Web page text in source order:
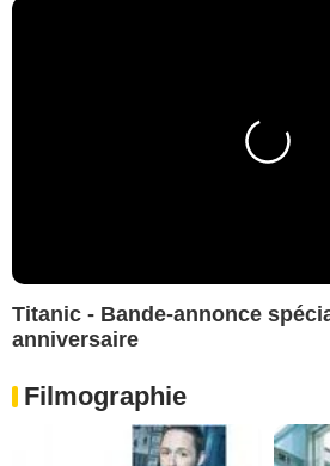
Titanic - Bande-annonce
anniversaire
Filmographie